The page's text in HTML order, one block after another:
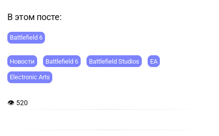
В этом посте:
Battlefield 6
Новости Battlefield 6 Battlefield Studios EA
Electronic Arts
👁 520